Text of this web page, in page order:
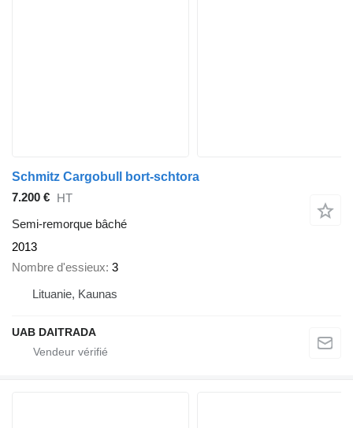
Schmitz Cargobull bort-schtora
7.200 € HT
Semi-remorque bâché
2013
Nombre d'essieux 3
Lituanie, Kaunas
UAB DAITRADA